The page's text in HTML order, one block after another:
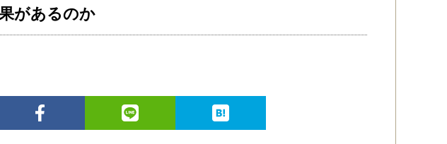
があるのか